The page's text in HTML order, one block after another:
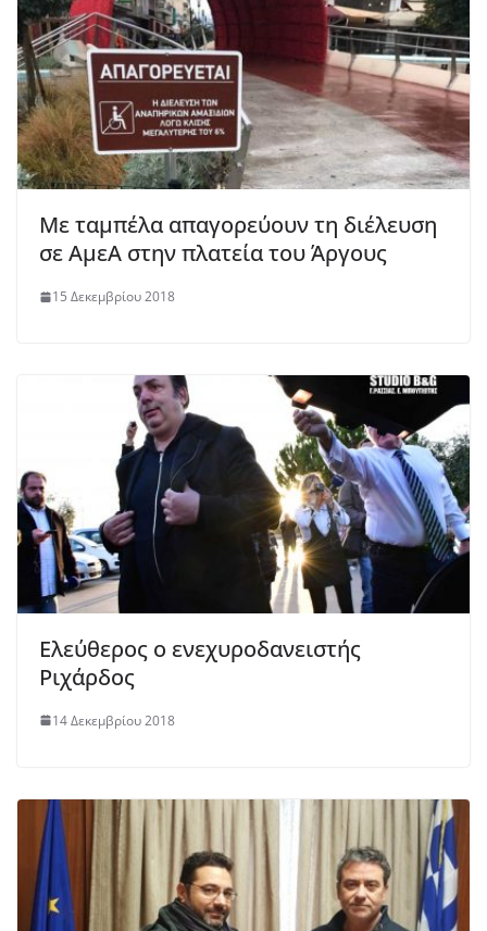
Με ταμπέλα απαγορεύουν τη διέλευση
σε ΑμεΑ στην πλατεία του Άργους
15 Δεκεμβρίου 2018
Ελεύθερος ο ενεχυροδανειστής
Ριχάρδος
14 Δεκεμβρίου 2018